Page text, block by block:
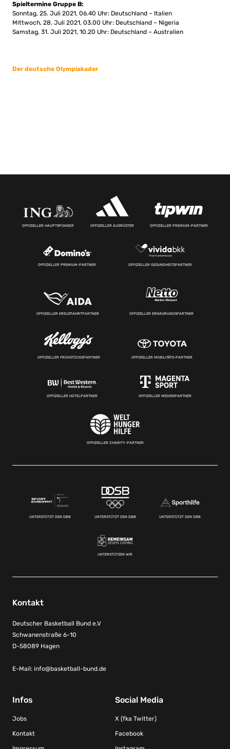
Spieltermine Gruppe B:
Sonntag, 25. Juli 2021, 06.40 Uhr: Deutschland – Italien
Mittwoch, 28. Juli 2021, 03.00 Uhr: Deutschland – Nigeria
Samstag, 31. Juli 2021, 10.20 Uhr: Deutschland – Australien
Der deutsche Olympiakader
OFFIZIELLER HAUPTSPONSOR OFFIZIELLER AUSRÜSTER OFFIZIELLER PREMIUM-PARTNER
OFFIZIELLER PREMIUM-PARTNER OFFIZIELLER GESUNDHEITSPARTNER
OFFIZIELLER KREUZFAHRTPARTNER OFFIZIELLER ERNÄHRUNGSPARTNER
OFFIZIELLER FRÜHSTÜCKSPARTNER OFFIZIELLER MOBILITÄTS-PARTNER
OFFIZIELLER HOTELPARTNER OFFIZIELLER MEDIENPARTNER
OFFIZIELLER CHARITY-PARTNER
UNTERSTÜTZT DEN DBB UNTERSTÜTZT DEN DBB UNTERSTÜTZT DEN DBB
UNTERSTÜTZEN WIR
Kontakt
Deutscher Basketball Bund e.V
Schwanenstraße 6-10
D-58089 Hagen
E-Mail: info@basketball-bund.de
Infos
Jobs
Kontakt
Social Media
X (fka Twitter)
Facebook